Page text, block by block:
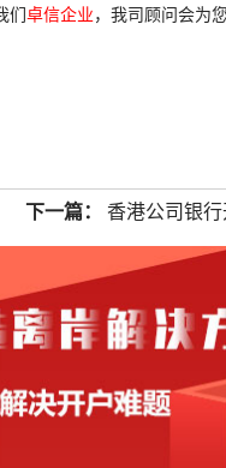
们卓信企业，我司顾问会为
下一篇： 香港公司银